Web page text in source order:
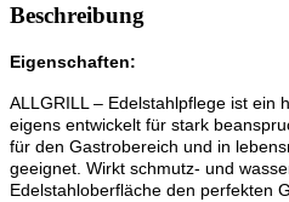
Beschreibung
Eigenschaften:
ALLGRILL – Edelstahlpflege ist ein
eigens entwickelt für stark
für den Gastrobereich und in
geeignet. Wirkt schmutz- und
Edelstahloberfläche den perfekten